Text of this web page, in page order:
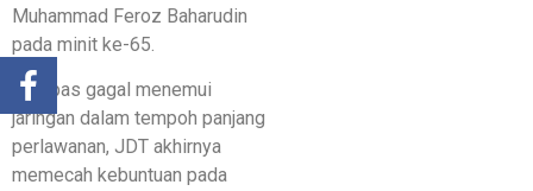
Muhammad Feroz Baharudin
pada minit ke-65.
Selepas gagal menemui
jaringan dalam tempoh panjang
perlawanan, JDT akhirnya
memecah kebuntuan pada